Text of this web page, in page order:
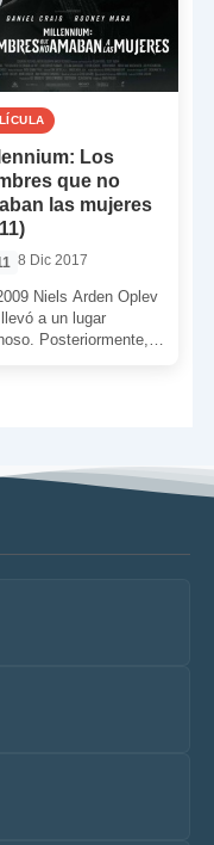
Los
que no
las mujeres
8 Dic 2017
Niels Arden Oplev
a un lugar
Posteriormente,